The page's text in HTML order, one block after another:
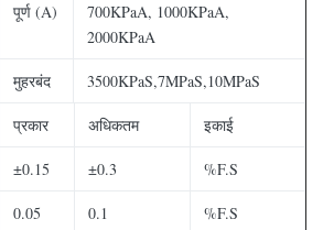
पूर्ण (A)
700KPaA, 1000KPaA,
2000KPaA
मुहरबंद 3500KPaS,7MPaS,10MPaS
प्रकार अधिकतम इकाई
±0.15 ±0.3 %F.S
0.05 0.1 %F.S